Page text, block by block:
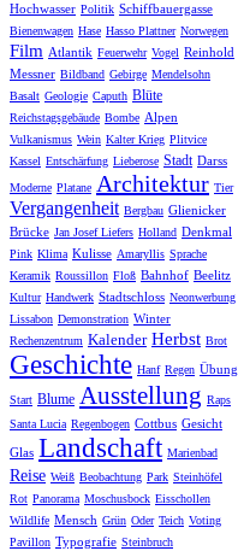
Hochwasser Politik Schiffbauergasse
Bienenwagen Hase Hasso Plattner Norwegen
Film Atlantik Feuerwehr Vogel Reinhold
Messner Bildband Gebirge Mendelsohn
Basalt Geologie Caputh Blüte
Reichstagsgebäude Bombe Alpen
Vulkanismus Wein Kalter Krieg Plitvice
Kassel Entschärfung Lieberose Stadt Darss
Moderne Platane Architektur Tier
Vergangenheit Bergbau Glienicker
Brücke Jan Josef Liefers Holland Denkmal
Pink Klima Kulisse Amaryllis Sprache
Keramik Roussillon Floß Bahnhof Beelitz
Kultur Handwerk Stadtschloss Neonwerbung
Lissabon Demonstration Winter
Rechenzentrum Kalender Herbst Brot
Geschichte Hanf Regen Übung
Start Blume Ausstellung Raps
Santa Lucia Regenbogen Cottbus Gesicht
Glas Landschaft Marienbad
Reise Weiß Beobachtung Park Steinhöfel
Rot Panorama Moschusbock Eisschollen
Wildlife Mensch Grün Oder Teich Voting
Pavillon Typografie Steinbruch